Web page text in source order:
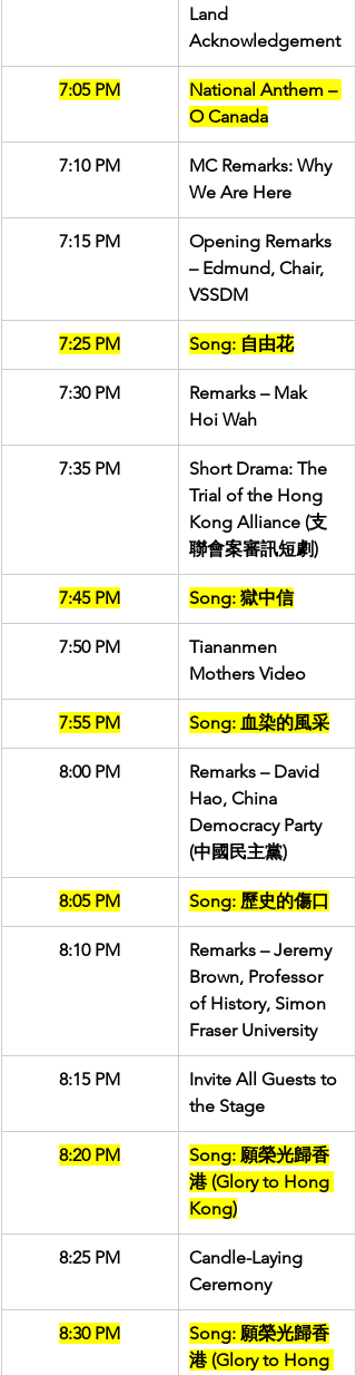
Land
Acknowledgement
7:05 PM
National Anthem –
O Canada
7:10 PM
MC Remarks: Why
We Are Here
7:15 PM
Opening Remarks
– Edmund, Chair,
VSSDM
7:25 PM Song: 自由花
7:30 PM
Remarks – Mak
Hoi Wah
7:35 PM
Short Drama: The
Trial of the Hong
Kong Alliance (支
聯會案審訊短劇)
7:45 PM Song: 獄中信
7:50 PM
Tiananmen
Mothers Video
7:55 PM Song: 血染的風采
8:00 PM
Remarks – David
Hao, China
Democracy Party
(中國民主黨)
8:05 PM Song: 歷史的傷口
8:10 PM
Remarks – Jeremy
Brown, Professor
of History, Simon
Fraser University
8:15 PM
Invite All Guests to
the Stage
8:20 PM
Song: 願榮光歸香
港 (Glory to Hong
Kong)
8:25 PM
Candle-Laying
Ceremony
8:30 PM
Song: 願榮光歸香
港 (Glory to Hong